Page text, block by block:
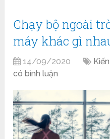
Chạy bộ ngoài
máy khác gì
14/09/2020
có bình luận